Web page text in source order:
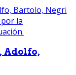
Adolfo,